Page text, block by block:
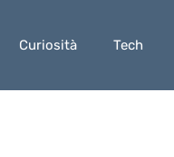
Curiosità Tech